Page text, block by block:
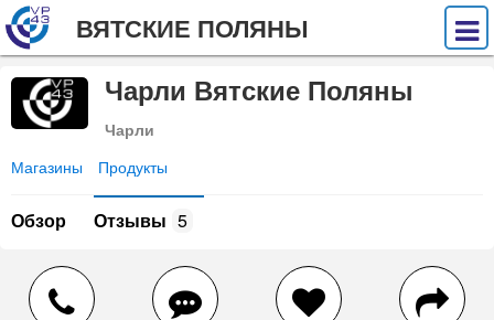
ВЯТСКИЕ ПОЛЯНЫ
Чарли Вятские Поляны
Чарли
Магазины Продукты
Обзор Отзывы 5